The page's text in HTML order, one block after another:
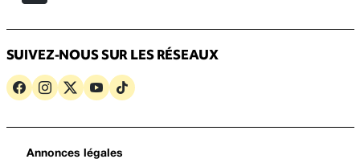
SUIVEZ-NOUS SUR LES RÉSEAUX
Annonces légales